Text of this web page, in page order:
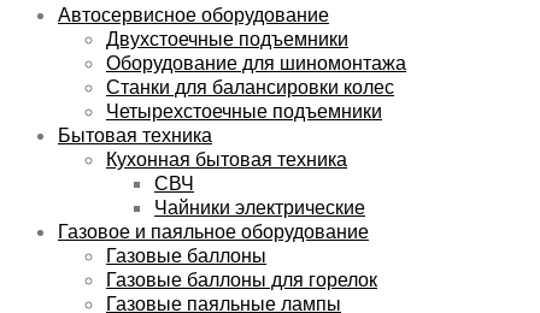
Автосервисное оборудование
Двухстоечные подъемники
Оборудование для шиномонтажа
Станки для балансировки колес
Четырехстоечные подъемники
Бытовая техника
Кухонная бытовая техника
СВЧ
Чайники электрические
Газовое и паяльное оборудование
Газовые баллоны
Газовые баллоны для горелок
Газовые паяльные лампы